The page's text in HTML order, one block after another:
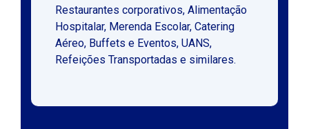
Restaurantes corporativos, Alimentação
Hospitalar, Merenda Escolar, Catering
Aéreo, Buffets e Eventos, UANS,
Refeições Transportadas e similares.